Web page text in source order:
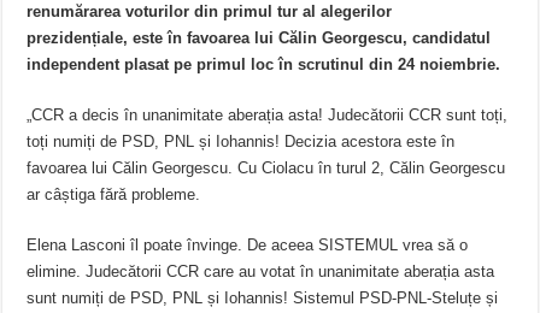
renumărarea voturilor din primul tur al alegerilor
prezidențiale, este în favoarea lui Călin Georgescu, candidatul
independent plasat pe primul loc în scrutinul din 24 noiembrie.
„CCR a decis în unanimitate aberația asta! Judecătorii CCR sunt toți,
toți numiți de PSD, PNL și Iohannis! Decizia acestora este în
favoarea lui Călin Georgescu. Cu Ciolacu în turul 2, Călin Georgescu
ar câștiga fără probleme.
Elena Lasconi îl poate învinge. De aceea SISTEMUL vrea să o
elimine. Judecătorii CCR care au votat în unanimitate aberația asta
sunt numiți de PSD, PNL și Iohannis! Sistemul PSD-PNL-Steluțe și